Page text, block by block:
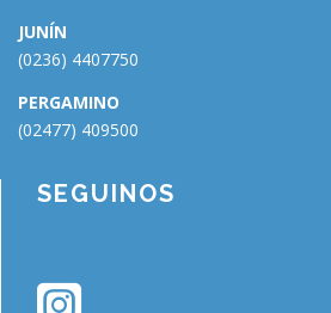
JUNÍN
(0236) 4407750
PERGAMINO
(02477) 409500
SEGUINOS